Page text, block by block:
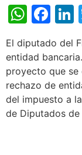
El diputado del
entidad
proyecto que se
rechazo de
del impuesto a
de Diputados